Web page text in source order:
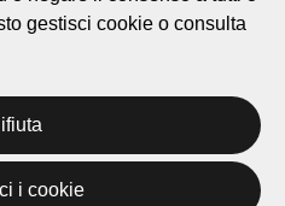
Lugano
gestisci cookie o consulta
i cookie